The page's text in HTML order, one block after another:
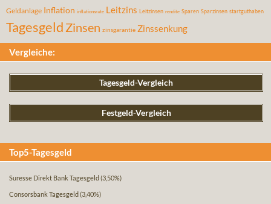
Geldanlage Inflation inflationsrate Leitzins Leitzinsen rendite Sparen Sparzinsen startguthaben
Tagesgeld Zinsen zinsgarantie Zinssenkung
Vergleiche:
Tagesgeld-Vergleich
Festgeld-Vergleich
Top5-Tagesgeld
Suresse Direkt Bank Tagesgeld (3,50%)
Consorsbank Tagesgeld (3,40%)